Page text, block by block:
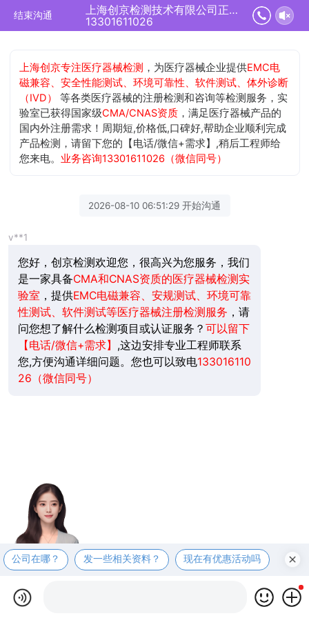
结束沟通
上海创京检测技术有限公司正在为您服务
13301611026
上海创京专注医疗器械检测 ，为医疗器械企业提供EMC电
磁兼容、安全性能测试、环境可靠性、软件测试、体外诊断
（IVD）
等各类医疗器械的注册检测和咨询等检测服务，实
验室已获得国家级CMA/CNAS资质 ，满足医疗器械产品的
国内外注册需求！周期短,价格低,口碑好,帮助企业顺利完成
产品检测，请留下您的【电话/微信+需求】,稍后工程师给
您来电。业务咨询13301611026（微信同号）
2026-08-10 06:51:29 开始沟通
v**1
您好，创京检测欢迎您，很高兴为您服务，我们
是一家具备CMA和CNAS资质的医疗器械检测实
验室 ，提供EMC电磁兼容、安规测试、环境可靠
性测试、软件测试等医疗器械注册检测服务 ，请
问您想了解什么检测项目或认证服务？ 可以留下
【电话/微信+需求】 ,这边安排专业工程师联系
您,方便沟通详细问题。您也可以致电133016110
26（微信同号）
公司在哪？ 发一些相关资料？ 现在有优惠活动吗